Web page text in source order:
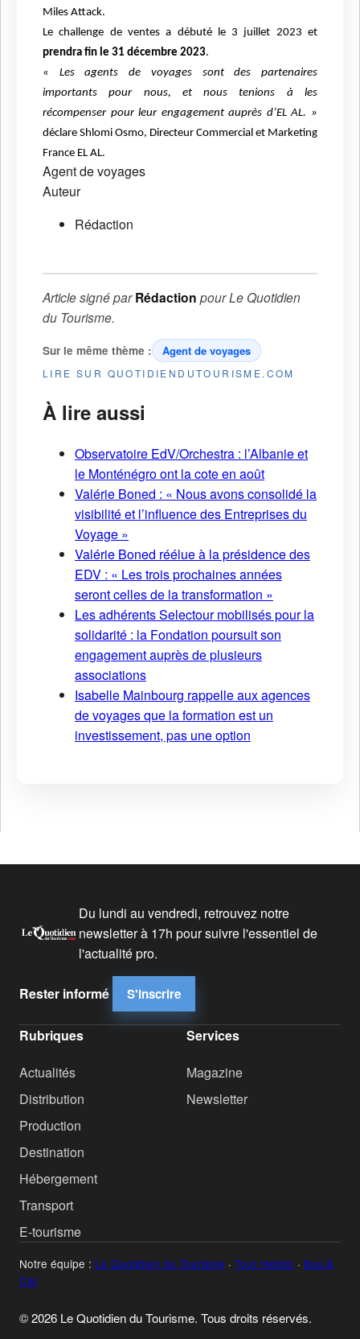
Miles Attack.
Le challenge de ventes a débuté le 3 juillet 2023 et
prendra fin le 31 décembre 2023.
« Les agents de voyages sont des partenaires
importants pour nous, et nous tenions à les
récompenser pour leur engagement auprès d’EL AL. »
déclare Shlomi Osmo, Directeur Commercial et Marketing
France EL AL.
Agent de voyages
Auteur
Rédaction
Article signé parRédaction pourLe Quotidien
du Tourisme.
Sur le même thème : Agent de voyages
LIRE SUR QUOTIDIENDUTOURISME.COM
À lire aussi
Observatoire EdV/Orchestra : l’Albanie et
le Monténégro ont la cote en août
Valérie Boned : « Nous avons consolidé la
visibilité et l’influence des Entreprises du
Voyage »
Valérie Boned réélue à la présidence des
EDV : « Les trois prochaines années
seront celles de la transformation »
Les adhérents Selectour mobilisés pour la
solidarité : la Fondation poursuit son
engagement auprès de plusieurs
associations
Isabelle Mainbourg rappelle aux agences
de voyages que la formation est un
investissement, pas une option
Du lundi au vendredi, retrouvez notre
newsletter à 17h pour suivre l'essentiel de
l'actualité pro.
Rester informé S'inscrire
Rubriques
Actualités
Distribution
Production
Destination
Hébergement
Transport
E-tourisme
Services
Magazine
Newsletter
Notre équipe : Le Quotidien du Tourisme · Tour Hebdo · Bus &
Car
© 2026 Le Quotidien du Tourisme. Tous droits réservés.